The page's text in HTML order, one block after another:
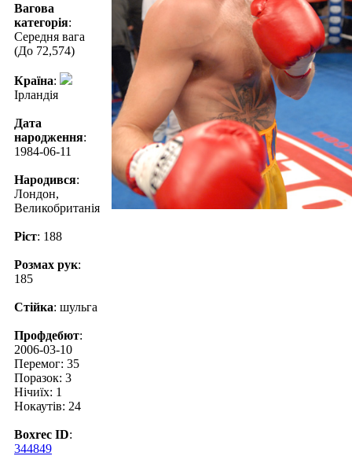
Вагова
категорія:
Середня вага
(До 72,574)
Країна:
Ірландія
Дата
народження:
1984-06-11
Народився:
Лондон,
Великобританія
Ріст: 188
Розмах рук:
185
Стійка: шульга
Профдебют:
2006-03-10
Перемог: 35
Поразок: 3
Нічиїх: 1
Нокаутів: 24
Boxrec ID:
344849